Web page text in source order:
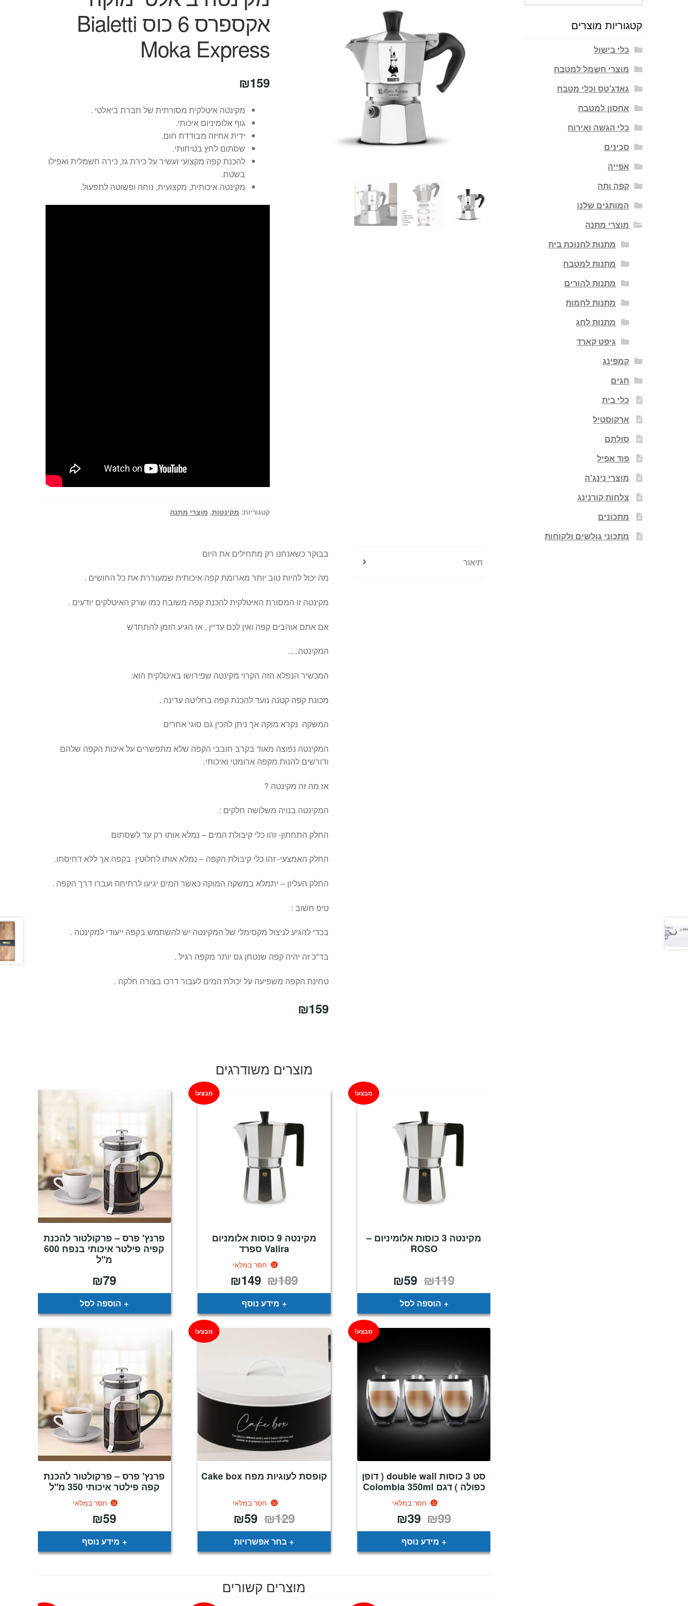
אקספרס 6 כוס Bialetti
Moka Express
₪159
מקינטה איטלקית מסורתית של חברת ביאלטי .
גוף אלומיניום איכותי.
ידית אחיזה מבודדת חום.
שסתום לחץ בטיחותי.
להכנת קפה מקצועי ועשיר על כירת גז, כירה חשמלית ואפילו
בשטח.
מקינטה איכותית, מקצועית, נוחה ופשוטה לתפעול.
קטגוריות: מקינטות, מוצרי מתנה
תיאור
בבוקר כשאנחנו רק מתחילים את היום
מה יכול להיות טוב יותר מארומת קפה איכותית שמעוררת את כל החושים .
מקינטה זו המסורת האיטלקית להכנת קפה משובח כמו שרק האיטלקים יודעים .
אם אתם אוהבים קפה ואין לכם עדיין , אז הגיע הזמן להתחדש
המקינטה….
המכשיר הנפלא הזה הקרוי מקינטה שפירושו באיטלקית הוא:
מכונת קפה קטנה נועד להכנת קפה בחליטה עדינה .
המשקה נקרא מוקה אך ניתן להכין גם סוגי אחרים
המקינטה נפוצה מאוד בקרב חובבי הקפה שלא מתפשרים על איכות הקפה שלהם
ודורשים להנות מקפה ארומטי ואיכותי.
אז מה זה מקינטה ?
המקינטה בנויה משלושה חלקים :
החלק התחתון- זהו כלי קיבולת המים – נמלא אותו רק עד לשסתום
החלק האמצעי- זהו כלי קיבולת הקפה – נמלא אותו לחלוטין בקפה אך ללא דחיסתו.
החלק העליון – יתמלא במשקה המוקה כאשר המים יגיעו לרתיחה ועברו דרך הקפה .
טיפ חשוב :
בכדי להגיע לניצול מקסימלי של המקינטה יש להשתמש בקפה ייעודי למקינטה .
בד"כ זה יהיה קפה שנטחן גס יותר מקפה רגיל .
טחינת הקפה משפיעה על יכולת המים לעבור דרכו בצורה חלקה .
₪159
מוצרים משודרגים
מקינטה 3 כוסות אלומיניום –
ROSO
מבצע!
₪119 המחיר
המקורי
היה:
₪119.
₪59
הוא:
הוספה לסל
מקינטה 9 כוסות אלומניום
Valira ספרד
חסר במלאי
מבצע!
₪189 המחיר
המקורי
היה:
₪149
הוא:
מידע נוסף
פרנץ' פרס – פרקולטור להכנת
קפיה פילטר איכותי בנפח 600
מ"ל
₪79
הוספה לסל
סט 3 כוסות double wall ( דופן
כפולה ) דגם Colombia 350ml
חסר במלאי
מבצע!
₪99 המחיר
המקורי
היה:
₪39
הוא:
מידע נוסף
קופסת לעוגיות מפח Cake box
חסר במלאי
מבצע!
₪129 המחיר
המקורי
היה:
₪59
הוא:
בחר אפשרויות
פרנץ' פרס – פרקולטור להכנת
קפה פילטר איכותי 350 מ"ל
חסר במלאי
₪59
מידע נוסף
מוצרים קשורים
קטגוריות מוצרים
כלי בישול
מוצרי חשמל למטבח
גאדג'טס וכלי מטבח
אחסון למטבח
כלי הגשה ואירוח
סכינים
אפייה
קפה ותה
המותגים שלנו
מוצרי מתנה
מתנות לחנוכת בית
מתנות למטבח
מתנות להורים
מתנות לחמות
מתנות לחג
גיפט קארד
קמפינג
חגים
כלי בית
ארקוסטיל
סולתם
פוד אפיל
מוצרי נינג'ה
צלחות קורנינג
מתכונים
מתכוני גולשים ולקוחות